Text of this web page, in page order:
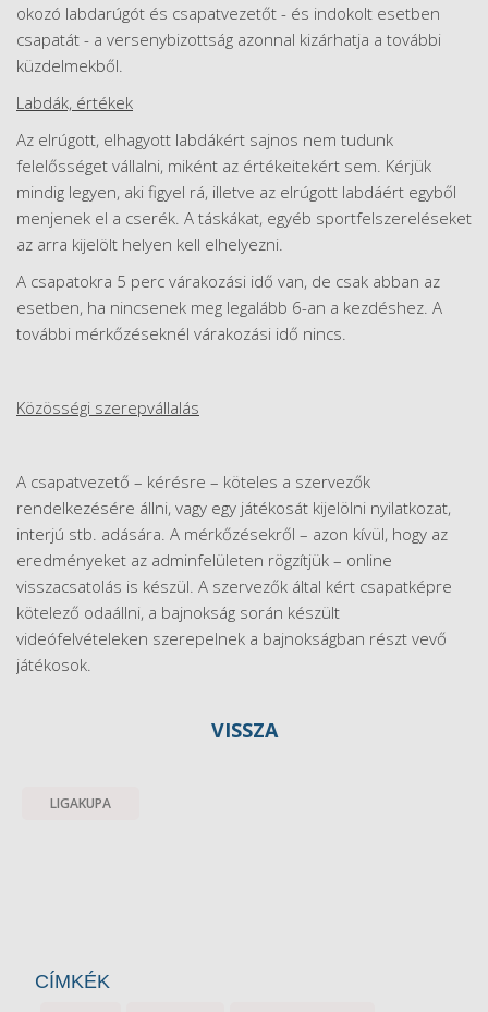
okozó labdarúgót és csapatvezetőt - és indokolt esetben
csapatát - a versenybizottság azonnal kizárhatja a további
küzdelmekből.
Labdák, értékek
Az elrúgott, elhagyott labdákért sajnos nem tudunk
felelősséget vállalni, miként az értékeitekért sem. Kérjük
mindig legyen, aki figyel rá, illetve az elrúgott labdáért egyből
menjenek el a cserék. A táskákat, egyéb sportfelszereléseket
az arra kijelölt helyen kell elhelyezni.
A csapatokra 5 perc várakozási idő van, de csak abban az
esetben, ha nincsenek meg legalább 6-an a kezdéshez. A
további mérkőzéseknél várakozási idő nincs.
Közösségi szerepvállalás
A csapatvezető – kérésre – köteles a szervezők
rendelkezésére állni, vagy egy játékosát kijelölni nyilatkozat,
interjú stb. adására. A mérkőzésekről – azon kívül, hogy az
eredményeket az adminfelületen rögzítjük – online
visszacsatolás is készül. A szervezők által kért csapatképre
kötelező odaállni, a bajnokság során készült
videófelvételeken szerepelnek a bajnokságban részt vevő
játékosok.
VISSZA
LIGAKUPA
CÍMKÉK